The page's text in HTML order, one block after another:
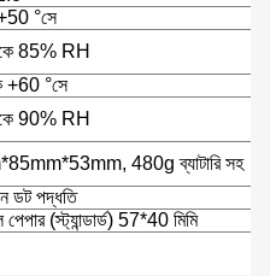
°সে
85% RH
+60 °সে
90% RH
480g ব্যাটারি সহ
ডট পদ্ধতি
পেপার (স্ট্যান্ডার্ড) 57*40 মিমি